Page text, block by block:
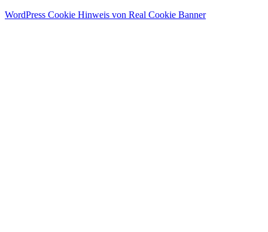
WordPress Cookie Hinweis von Real Cookie Banner